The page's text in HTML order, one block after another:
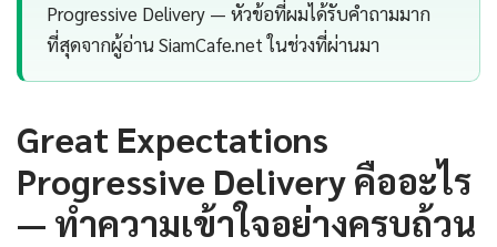
Progressive Delivery — หัวข้อที่ผมได้รับคำถามมาก
ที่สุดจากผู้อ่าน SiamCafe.net ในช่วงที่ผ่านมา
Great Expectations
Progressive Delivery คืออะไร
— ทำความเข้าใจอย่างครบถ้วน